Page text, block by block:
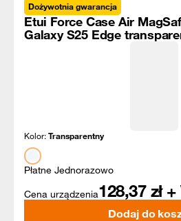
Dożywotnia gwarancja
Etui Force Case Air
Galaxy S25 Edge
Kolor:Transparentny
Płatne Jednorazowo
Cena urządzenia128,37 zł
Dodaj do